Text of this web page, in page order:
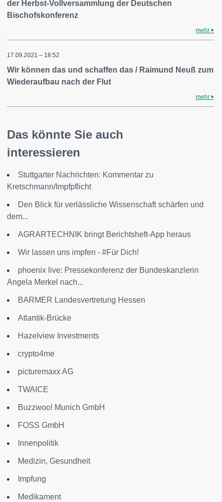
der Herbst-Vollversammlung der Deutschen
Bischofskonferenz
mehr
17.09.2021 – 18:52
Wir können das und schaffen das / Raimund Neuß zum
Wiederaufbau nach der Flut
mehr
Das könnte Sie auch
interessieren
Stuttgarter Nachrichten: Kommentar zu
Kretschmann/Impfpflicht
Den Blick für verlässliche Wissenschaft schärfen und
dem...
AGRARTECHNIK bringt Berichtsheft-App heraus
Wir lassen uns impfen - #Für Dich!
phoenix live: Pressekonferenz der Bundeskanzlerin
Angela Merkel nach...
BARMER Landesvertretung Hessen
Atlantik-Brücke
Hazelview Investments
crypto4me
picturemaxx AG
TWAICE
Buzzwoo! Munich GmbH
FOSS GmbH
Innenpolitik
Medizin, Gesundheit
Impfung
Medikament